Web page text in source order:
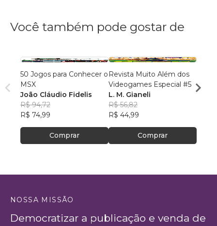
Você também pode gostar de
50 Jogos para Conhecer o
MSX
João Cláudio Fidelis
R$ 94,72
R$ 74,99
Comprar
Revista Muito Além dos
Videogames Especial #5
L. M. Gianeli
R$ 56,82
R$ 44,99
Comprar
R$
NOSSA MISSÃO
Democratizar a publicação e venda de